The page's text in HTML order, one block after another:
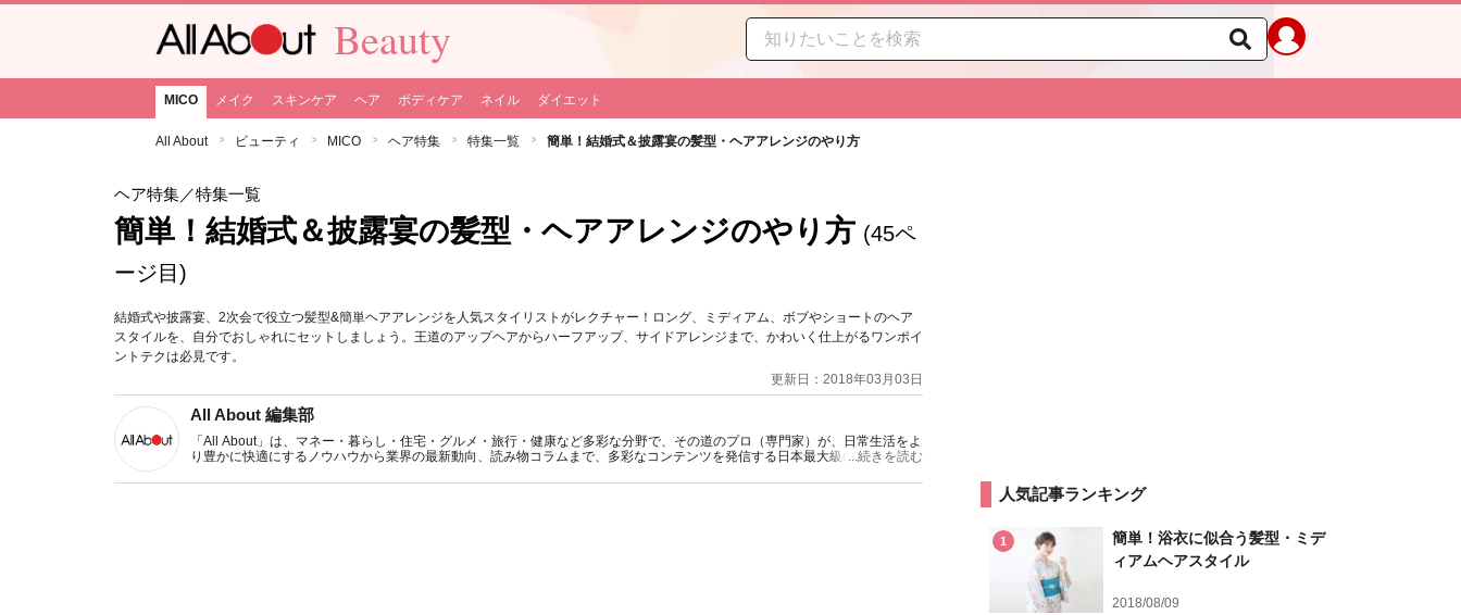
Beauty
MICO メイク スキンケア ヘア ボディケア ネイル ダイエット
All About ビューティ MICO ヘア特集 特集一覧 簡単！結婚式＆披露宴の髪型・ヘアアレンジのやり方
ヘア特集／特集一覧
簡単！結婚式＆披露宴の髪型・ヘアアレンジのやり方 (45ペ
ージ目)
結婚式や披露宴、2次会で役立つ髪型&簡単ヘアアレンジを人気スタイリストがレクチャー！ロング、ミディアム、ボブやショートのヘア
スタイルを、自分でおしゃれにセットしましょう。王道のアップヘアからハーフアップ、サイドアレンジまで、かわいく仕上がるワンポイ
ントテクは必見です。
更新日：2018年03月03日
All About 編集部
「All About」は、マネー・暮らし・住宅・グルメ・旅行・健康など多彩な分野で、その道のプロ（専門家）が、日常生活をよ
り豊かに快適にするノウハウから業界の最新動向、読み物コラムまで、多彩なコンテンツを発信する日本最大級の総合情報サ
...続きを読む
人気記事ランキング
1
簡単！浴衣に似合う髪型・ミデ
ィアムヘアスタイル
2018/08/09